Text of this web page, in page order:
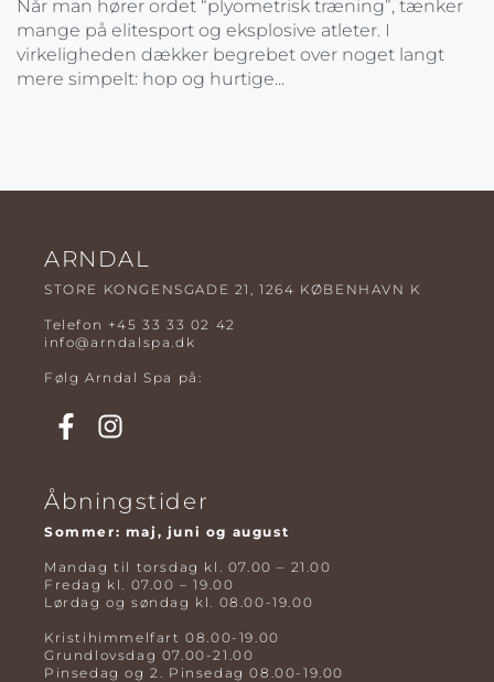
Når man hører ordet “plyometrisk træning”, tænker
mange på elitesport og eksplosive atleter. I
virkeligheden dækker begrebet over noget langt
mere simpelt: hop og hurtige...
ARNDAL
STORE KONGENSGADE 21, 1264 KØBENHAVN K
Telefon +45 33 33 02 42
info@arndalspa.dk
Følg Arndal Spa på:
Åbningstider
Sommer: maj, juni og august
Mandag til torsdag kl. 07.00 – 21.00
Fredag kl. 07.00 – 19.00
Lørdag og søndag kl. 08.00-19.00
Kristihimmelfart 08.00-19.00
Grundlovsdag 07.00-21.00
Pinsedag og 2. Pinsedag 08.00-19.00